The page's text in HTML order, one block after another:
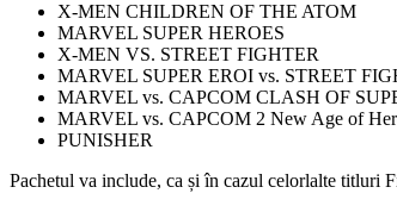
X-MEN CHILDREN OF THE ATOM
MARVEL SUPER HEROES
X-MEN VS. STREET FIGHTER
MARVEL SUPER EROI vs. STREET
MARVEL vs. CAPCOM CLASH OF
MARVEL vs. CAPCOM 2 New Age of
PUNISHER
Pachetul va include, ca și în cazul celorlalte titluri